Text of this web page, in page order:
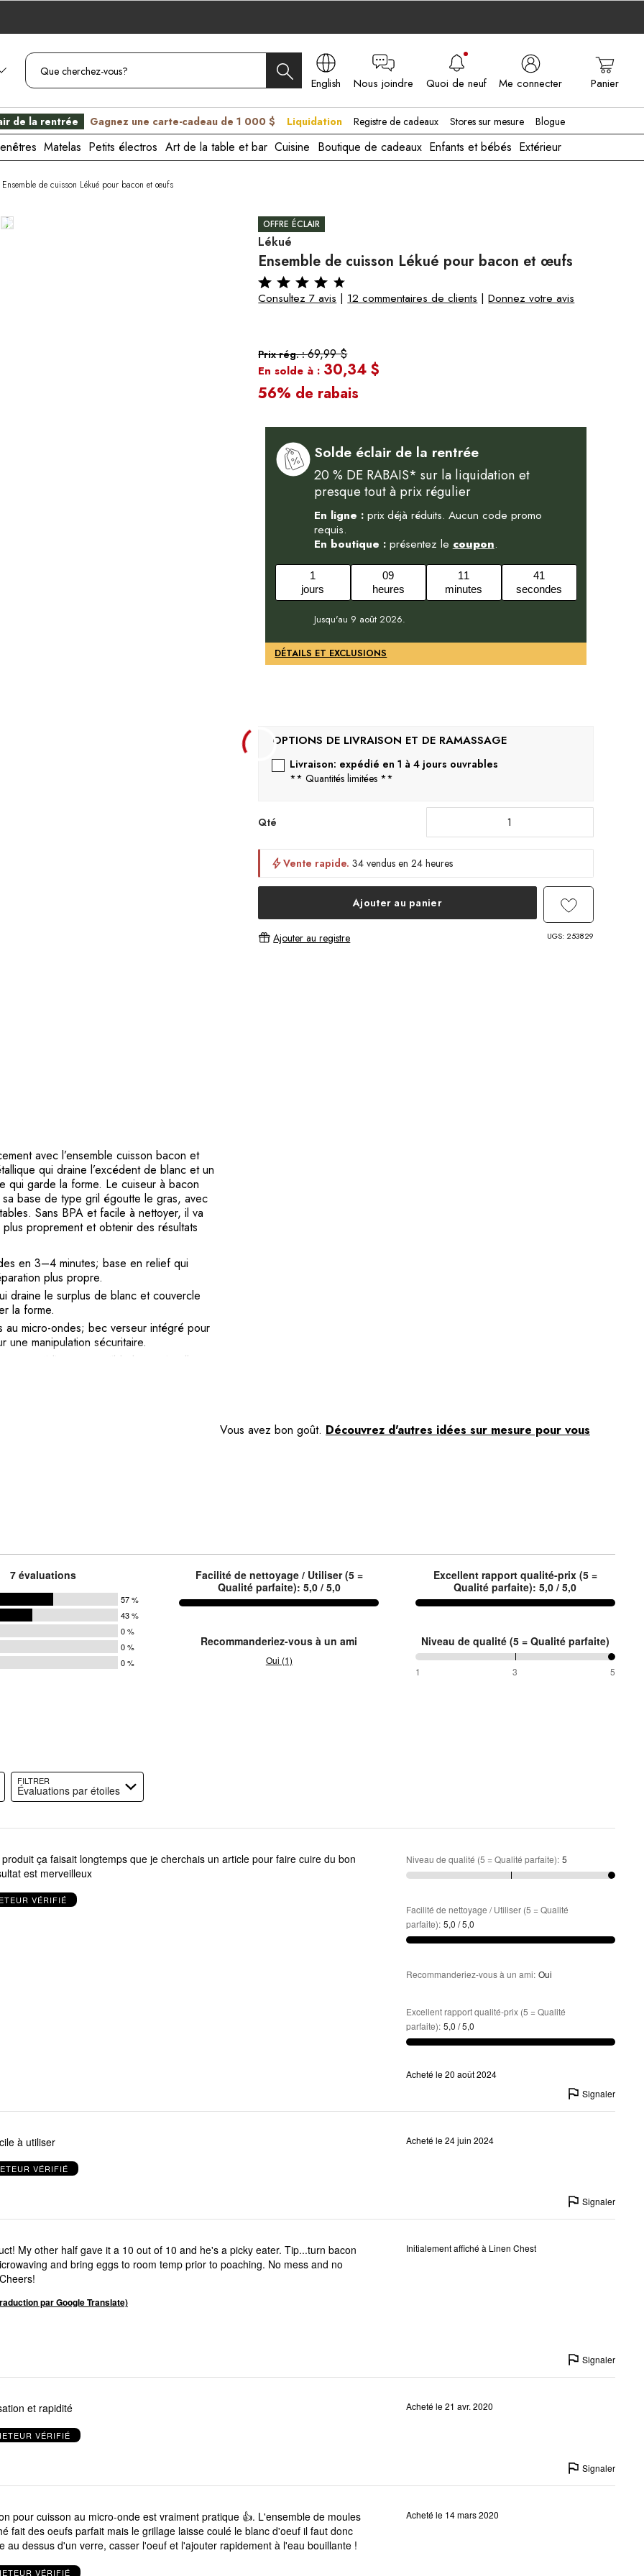
English
CA - EN
Nous joindre Quoi de neuf Me connecter Panier
de la rentrée Gagnez une carte-cadeau de 1 000 $ Liquidation Registre de cadeaux Stores sur mesure Blogue
Matelas Petits électros Art de la table et bar Cuisine Boutique de cadeaux Enfants et bébés Extérieur
Ensemble de cuisson Lékué pour bacon et œufs
OFFRE ÉCLAIR
Lékué
Ensemble de cuisson Lékué pour bacon et œufs
Consultez 7 avis | 12 commentaires de clients |Donnez votre avis
Prix rég. :69,99 $
En solde à : 30,34 $
56% de rabais
Solde éclair de la rentrée
20 % DE RABAIS* sur la liquidation et
presque tout à prix régulier
En ligne :prix déjà réduits. Aucun code promo
requis.
En boutique :présentez le coupon.
1
jours
09
heures
11
minutes
40
secondes
Jusqu'au 9 août 2026.
DÉTAILS ET EXCLUSIONS
Livraison: expédié en 1 à 4 jours ouvrables
** Quantités limitées **
Qté
Vente rapide. 34 vendus en 24 heures
Ajouter au panier
Ajouter au registre UGS: 253829
avec l’ensemble cuisson bacon et
qui draine l’excédent de blanc et un
qui garde la forme. Le cuiseur à bacon
base de type gril égoutte le gras, avec
Sans BPA et facile à nettoyer, il va
proprement et obtenir des résultats
en 3–4 minutes; base en relief qui
plus propre.
draine le surplus de blanc et couvercle
la forme.
micro-ondes; bec verseur intégré pour
manipulation sécuritaire.
quotidien; compatible lave-vaisselle
chaque utilisation.
Vous avez bon goût. Découvrez d'autres idées sur mesure pour vous
7 évaluations
57 %
43 %
0 %
0 %
0 %
Facilité de nettoyage / Utiliser (5 =
Qualité parfaite): 5,0 / 5,0
Recommanderiez-vous à un ami
Oui (1)
Excellent rapport qualité-prix (5 =
Qualité parfaite): 5,0 / 5,0
Niveau de qualité (5 = Qualité parfaite)
100 %
entre
1 3 5
FILTRER
Évaluations par étoiles
pour faire cuire du bon
bacon et le résultat est merveilleux
VÉRIFIÉ
Niveau de qualité (5 = Qualité parfaite): 5
Facilité de nettoyage / Utiliser (5 = Qualité
parfaite): 5,0 / 5,0
Recommanderiez-vous à un ami: Oui
Excellent rapport qualité-prix (5 = Qualité
parfaite): 5,0 / 5,0
Acheté le 20 août 2024
Signaler
à utiliser
VÉRIFIÉ
Acheté le 24 juin 2024
Signaler
bacon
and bring eggs to room temp prior to poaching. No mess and no
par Google Translate)
Initialement affiché à Linen Chest
Signaler
et rapidité
VÉRIFIÉ
Acheté le 21 avr. 2020
Signaler
pour cuisson au micro-onde est vraiment pratique 👍. L'ensemble de moules
fait des oeufs parfait mais le grillage laisse coulé le blanc d'oeuf il faut donc
au dessus d'un verre, casser l'oeuf et l'ajouter rapidement à l'eau bouillante !
VÉRIFIÉ
Acheté le 14 mars 2020